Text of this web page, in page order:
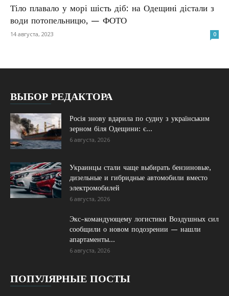
Тіло плавало у морі шість діб: на Одещині дістали з
води потопельницю, — ФОТО
14 августа, 2023 0
ВЫБОР РЕДАКТОРА
Росія знову вдарила по судну з українським
зерном біля Одещини: є...
6 августа, 2026
Украинцы стали чаще выбирать бензиновые,
дизельные и гибридные автомобили вместо
электромобилей
6 августа, 2026
Экс-командующему логистики Воздушных сил
сообщили о новом подозрении — нашли
апартаменты...
6 августа, 2026
ПОПУЛЯРНЫЕ ПОСТЫ